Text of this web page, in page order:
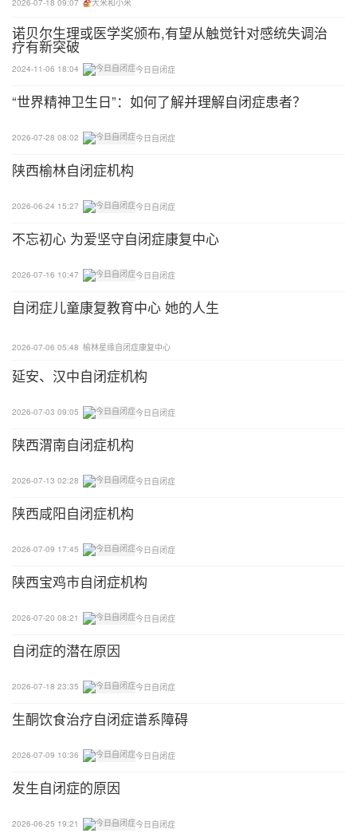
基础认知包括11个方面：
命名（这个事物的名称）
为了满足孩子的发展需求，我们一般要求孩子掌握15
例如：蔬菜，水果，动物，家用电器，交通工具等
配对（最先教给孩子的）
一样的形状，一样的颜色等等。
1）实物与实物配对（经常做的）
2）实物与卡片配对
3）卡片与卡片配对（经常做的）
2）精细动作模仿：（小肌肉）
3）声音模仿：啊，窝，额……
4）仿搭积木：A.一次一块B一次2块C一次搭完D镜
物品的功用（功能）
1）例如：杯子是干什么用的？喝水！
2）用什么喝水？用杯子喝水。
认识颜色：红，黄，蓝，绿，黑，白
在教授孩子颜色时一定要切记：红色与黄色要分开，
绿色与蓝色要分开。
2026-07-18 09:07 大米和小米
诺贝尔生理或医学奖颁布,有望从触觉针对感统失调治
疗有新突破
2024-11-06 18:04 今日自闭症
“世界精神卫生日”：如何了解并理解自闭症患者？
2026-07-28 08:02 今日自闭症
陕西榆林自闭症机构
2026-06-24 15:27 今日自闭症
不忘初心 为爱坚守自闭症康复中心
2026-07-16 10:47 今日自闭症
自闭症儿童康复教育中心 她的人生
2026-07-06 05:48 榆林星缘自闭症康复中心
延安、汉中自闭症机构
2026-07-03 09:05 今日自闭症
陕西渭南自闭症机构
2026-07-13 02:28 今日自闭症
陕西咸阳自闭症机构
2026-07-09 17:45 今日自闭症
陕西宝鸡市自闭症机构
2026-07-20 08:21 今日自闭症
自闭症的潜在原因
2026-07-18 23:35 今日自闭症
生酮饮食治疗自闭症谱系障碍
2026-07-09 10:36 今日自闭症
发生自闭症的原因
2026-06-25 19:21 今日自闭症